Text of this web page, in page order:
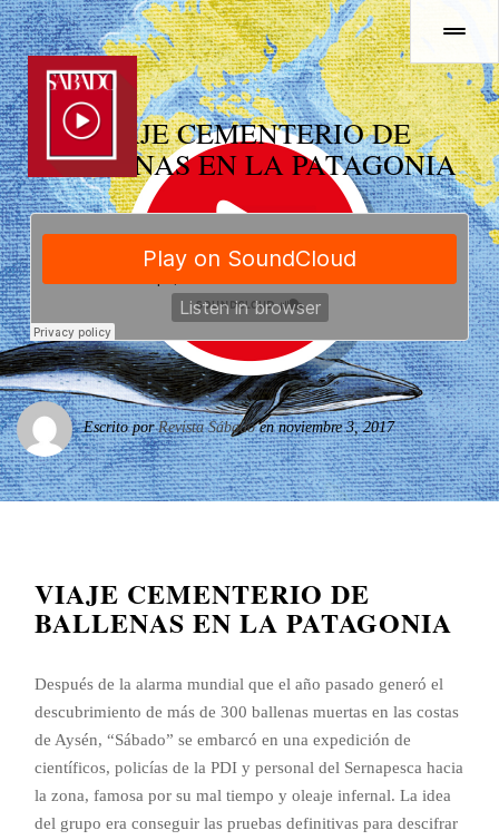
VIAJE CEMENTERIO DE
BALLENAS EN LA PATAGONIA
Escrito porRevista Sábadoen noviembre 3, 2017
VIAJE CEMENTERIO DE
BALLENAS EN LA PATAGONIA
Después de la alarma mundial que el año pasado generó el
descubrimiento de más de 300 ballenas muertas en las costas
de Aysén, “Sábado” se embarcó en una expedición de
científicos, policías de la PDI y personal del Sernapesca hacia
la zona, famosa por su mal tiempo y oleaje infernal. La idea
del grupo era conseguir las pruebas definitivas para descifrar